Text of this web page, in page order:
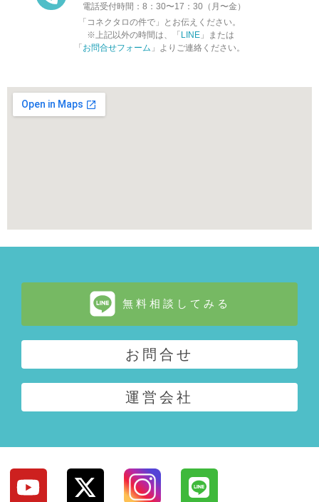
電話受付時間：8：30〜17：30（月〜金）
「コネクタロの件で」とお伝えください。
※上記以外の時間は、「LINE 」または
「お問合せフォーム 」よりご連絡ください。
無料相談してみる
お問合せ
運営会社